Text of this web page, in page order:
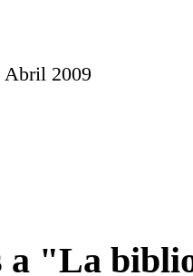
Abril 2009
a "La